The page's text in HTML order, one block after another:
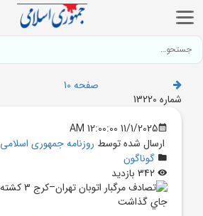
صفحه 10
شماره 13220
11/1/2025 12:00:00 AM
ارسال شده توسط روزنامه جمهوری اسلامی
گوناگون